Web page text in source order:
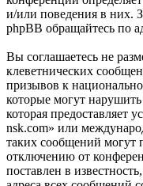
и/или поведения в них.
phpBB обращайтесь по
Вы соглашаетесь не
клеветнических
призывов к
которые могут
которая предоставляет
nsk.com» или
таких сообщений могут
отключению от
поставлен в